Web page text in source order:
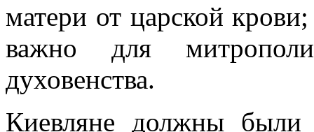
матери от царской
важно для
духовенства.
Киевляне должны были